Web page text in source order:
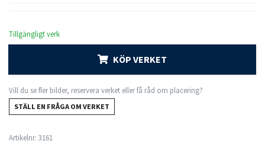
Tillgängligt verk
KÖP VERKET
Vill du se fler bilder, reservera verket eller få råd om placering?
STÄLL EN FRÅGA OM VERKET
Artikelnr: 3161